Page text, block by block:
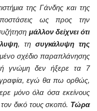
της Γάνδης και της
ως προς την
μάλλον δείχνει ότι
, τησυγκάλυψη της
σχέδιο παραπλάνησης
γνώμη δεν ήξερε τα 7
εγώ θα πω ορθώς,
μόνο όλα όσα εκείνους
δικό τους σκοπό. Τώρα